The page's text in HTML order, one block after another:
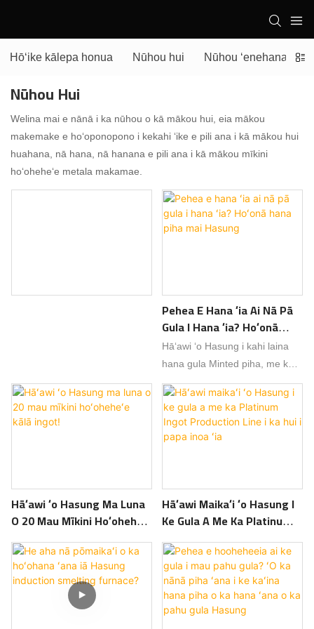
Hōʻike kālepa honua Nūhou hui Nūhou ʻenehana
Nūhou Hui
Welina mai e nānā i ka nūhou o kā mākou hui, eia mākou
makemake e hoʻoponopono i kekahi ʻike e pili ana i kā mākou hui
huahana, nā hana, nā hanana e pili ana i kā mākou mīkini
hoʻoheheʻe metala makamae.
Pehea E Hana ʻia Ai Nā Pā
Gula I Hana ʻia? Hoʻonā
Hana Piha Mai Hasung
Hāʻawi ʻo Hasung i kahi laina
hana gula Minted piha, me ka
hoʻopilikino ʻana i loaʻa no nā
ʻāpana gula a me ke kālā
poepoe a me ka huinahā.
Hāʻawi ʻo Hasung Ma Luna
O 20 Mau Mīkini Hoʻoheheʻe
Kālā Ingot!
Hāʻawi Maikaʻi ʻo Hasung I
Ke Gula A Me Ka Platinum
Ingot Production Line I Ka
Hui I Papa Inoa ʻia